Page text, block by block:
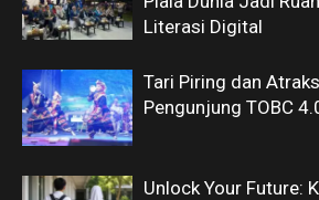
Literasi Digital
Tari Piring dan
Pengunjung TOBC
Unlock Your Future: